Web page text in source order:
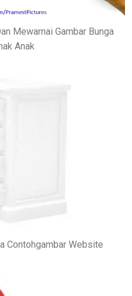
Mewarnai Gambar Bunga
Anak
Contohgambar Website